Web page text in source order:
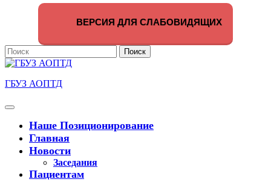
Перейти
ВЕРСИЯ ДЛЯ СЛАБОВИДЯЩИХ
Поиск
по:
ГБУЗ АОПТД
Кнопка
ОткрытьНаше Позиционирование
Главная
Новости
Заседания
Пациентам